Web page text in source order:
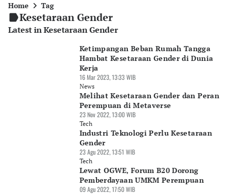
Home Tag
Kesetaraan Gender
Latest in Kesetaraan Gender
Ketimpangan Beban Rumah Tangga
Hambat Kesetaraan Gender di Dunia
Kerja
16 Mar 2023, 13:33 WIB
News
Melihat Kesetaraan Gender dan Peran
Perempuan di Metaverse
23 Nov 2022, 13:00 WIB
Tech
Industri Teknologi Perlu Kesetaraan
Gender
23 Agu 2022, 13:51 WIB
Tech
Lewat OGWE, Forum B20 Dorong
Pemberdayaan UMKM Perempuan
09 Agu 2022, 17:50 WIB